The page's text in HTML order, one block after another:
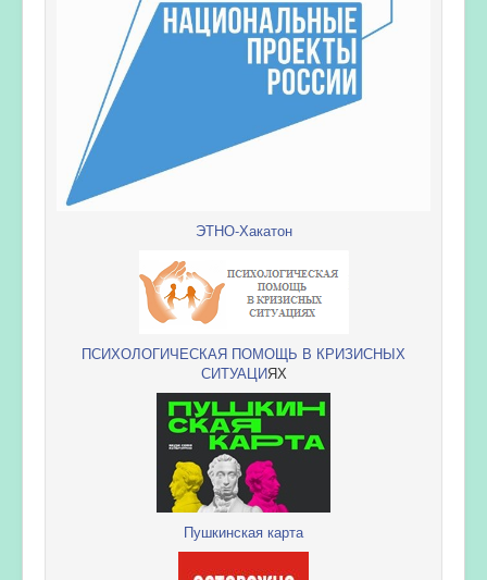
ЭТНО-Хакатон
ПСИХОЛОГИЧЕСКАЯ ПОМОЩЬ В КРИЗИСНЫХ
СИТУАЦИЯХ
Пушкинская карта